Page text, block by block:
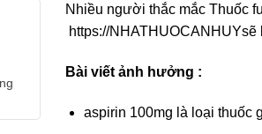
Nhiều người thắc mắc Thuốc
https://NHATHUOCANHUYsẽ
Bài viết ảnh hưởng :
aspirin 100mg là loại thuốc